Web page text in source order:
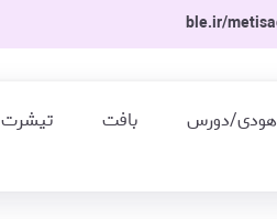
هودی/دورس بافت
تیشرت